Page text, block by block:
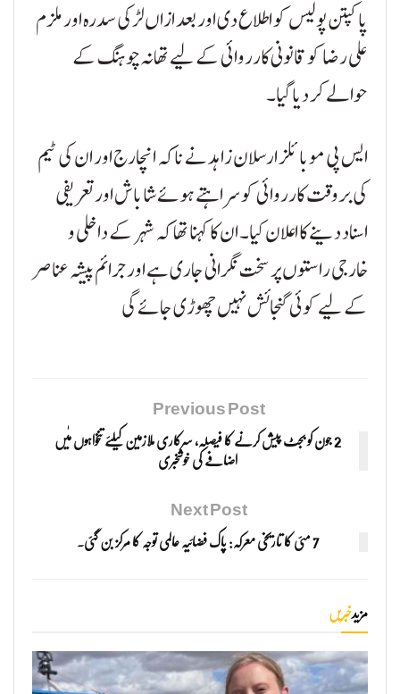
پاکپتن پولیس کو اطلاع دی اور بعد ازاں لڑکی سدرہ اور ملزم
علی رضا کو قانونی کارروائی کے لیے تھانہ چوہنگ کے
حوالے کر دیا گیا۔
ایس پی موبائلز ارسلان زاہد نے ناکہ انچارج اور ان کی ٹیم
کی بروقت کارروائی کو سراہتے ہوئے شاباش اور تعریفی
اسناد دینے کا اعلان کیا۔ ان کا کہنا تھا کہ شہر کے داخلی و
خارجی راستوں پر سخت نگرانی جاری ہے اور جرائم پیشہ عناصر
کے لیے کوئی گنجائش نہیں چھوڑی جائے گی
Previous Post
2 جون کو بجٹ پیش کرنے کا فیصلہ، سرکاری ملازمین کیلئے تنخواہوں مٰیں
اضافے کی خوشخبری
Next Post
7 مئی کا تاریخی معرکہ: پاک فضائیہ عالمی توجہ کا مرکز بن گئی۔
مزیدخبریں